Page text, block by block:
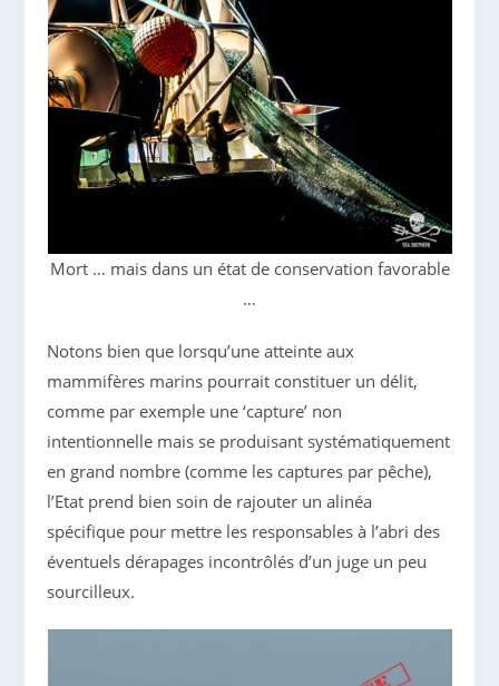
Mort … mais dans un état de conservation favorable
…
Notons bien que lorsqu’une atteinte aux
mammifères marins pourrait constituer un délit,
comme par exemple une ‘capture’ non
intentionnelle mais se produisant systématiquement
en grand nombre (comme les captures par pêche),
l’Etat prend bien soin de rajouter un alinéa
spécifique pour mettre les responsables à l’abri des
éventuels dérapages incontrôlés d’un juge un peu
sourcilleux.